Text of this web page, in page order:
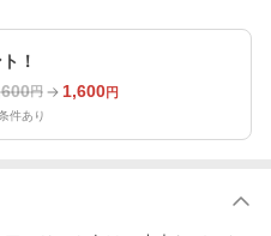
！
円 1,600円
件あり